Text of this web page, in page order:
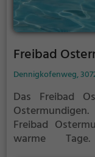
Freibad
Dennigkofenweg,
Das Freibad
Ostermundigen.
Freibad
warme